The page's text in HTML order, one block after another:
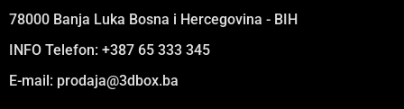
78000 Banja Luka Bosna i Hercegovina - BIH
INFO Telefon: +387 65 333 345
E-mail: prodaja@3dbox.ba